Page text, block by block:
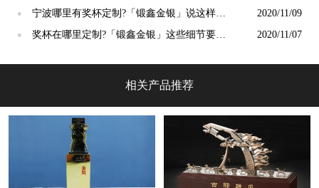
价值高
●
宁波哪里有奖杯定制?「锻鑫金银」说这样定
制比较好？
2020/11/09
●
奖杯在哪里定制?「锻鑫金银」这些细节要注
2020/11/07
相关产品推荐